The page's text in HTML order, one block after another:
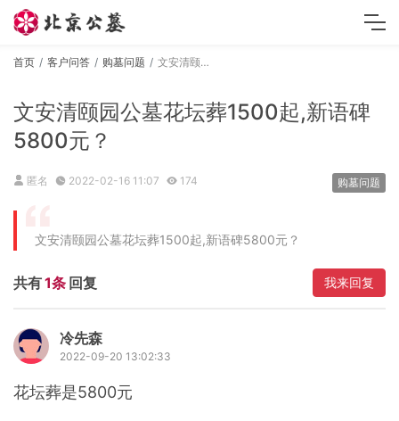
首页 客户问答 购墓问题 文安清颐园公墓花坛葬1500起,新语碑5800元？
文安清颐园公墓花坛葬1500起,新语碑
5800元？
匿名 2022-02-16 11:07 174 购墓问题
文安清颐园公墓花坛葬1500起,新语碑5800元？
共有1条 回复 我来回复
冷先森
2022-09-20 13:02:33
花坛葬是5800元